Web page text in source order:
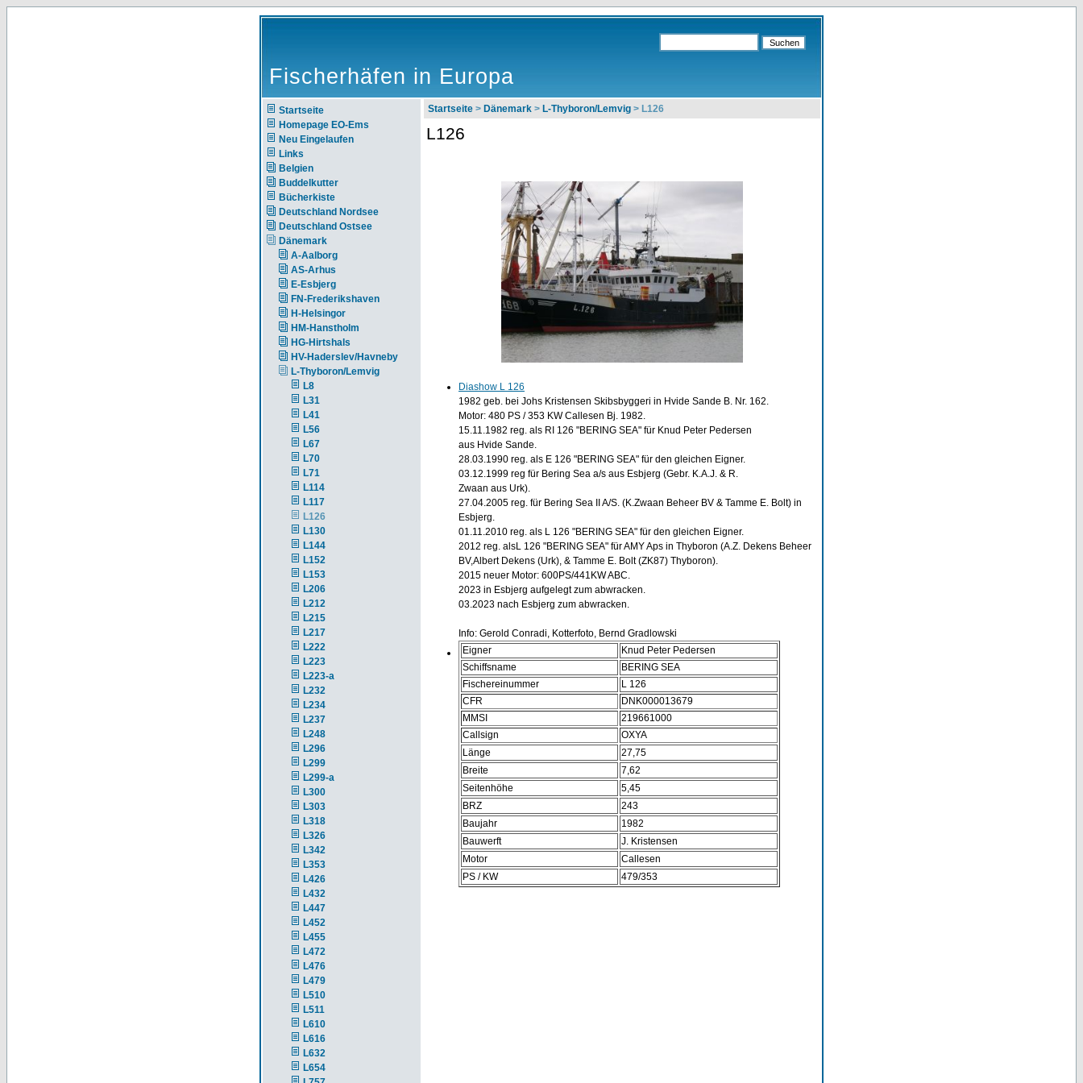
Fischerhäfen in Europa
Startseite
Homepage EO-Ems
Neu Eingelaufen
Links
Belgien
Buddelkutter
Bücherkiste
Deutschland Nordsee
Deutschland Ostsee
Dänemark
A-Aalborg
AS-Arhus
E-Esbjerg
FN-Frederikshaven
H-Helsingor
HM-Hanstholm
HG-Hirtshals
HV-Haderslev/Havneby
L-Thyboron/Lemvig
L8
L31
L41
L56
L67
L70
L71
L114
L117
L126
L130
L144
L152
L153
L206
L212
L215
L217
L222
L223
L223-a
L232
L234
L237
L248
L296
L299
L299-a
L300
L303
L318
L326
L342
L353
L426
L432
L447
L452
L455
L472
L476
L479
L510
L511
L610
L616
L632
L654
Startseite > Dänemark > L-Thyboron/Lemvig > L126
L126
Diashow L 126
1982 geb. bei Johs Kristensen Skibsbyggeri in Hvide Sande B. Nr. 162.
Motor: 480 PS / 353 KW Callesen Bj. 1982.
15.11.1982 reg. als RI 126 "BERING SEA" für Knud Peter Pedersen
aus Hvide Sande.
28.03.1990 reg. als E 126 "BERING SEA" für den gleichen Eigner.
03.12.1999 reg für Bering Sea a/s aus Esbjerg (Gebr. K.A.J. & R.
Zwaan aus Urk).
27.04.2005 reg. für Bering Sea II A/S. (K.Zwaan Beheer BV & Tamme E. Bolt) in
Esbjerg.
01.11.2010 reg. als L 126 "BERING SEA" für den gleichen Eigner.
2012 reg. alsL 126 "BERING SEA" für AMY Aps in Thyboron (A.Z. Dekens Beheer
BV,Albert Dekens (Urk), & Tamme E. Bolt (ZK87) Thyboron).
2015 neuer Motor: 600PS/441KW ABC.
2023 in Esbjerg aufgelegt zum abwracken.
03.2023 nach Esbjerg zum abwracken.
Info: Gerold Conradi, Kotterfoto, Bernd Gradlowski
Eigner
Knud Peter Pedersen
Schiffsname
BERING SEA
Fischereinummer
L 126
CFR
DNK000013679
MMSI
219661000
Callsign
OXYA
Länge
27,75
Breite
7,62
Seitenhöhe
5,45
BRZ
243
Baujahr
1982
Bauwerft
J. Kristensen
Motor
Callesen
PS / KW
479/353